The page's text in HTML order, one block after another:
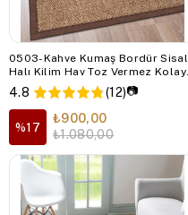
0503-Kahve Kumaş Bordür Sisal
Halı Kilim Hav Toz Vermez Kolay
Temizlenen Hasır Kilim
4.8 (12)📷
%17
₺900,00
₺1.080,00